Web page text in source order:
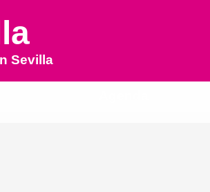
Sevilla